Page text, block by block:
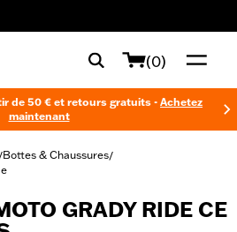
(0)
de 50 € et retours gratuits - Achetez
maintenant
/Bottes & Chaussures/
GRADY RIDE CE